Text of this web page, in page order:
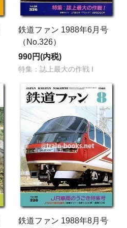
鉄道ファン 1988年6月号
（No.326）
990円(内税)
特集：誌上最大の作戦 I
鉄道ファン 1988年8月号